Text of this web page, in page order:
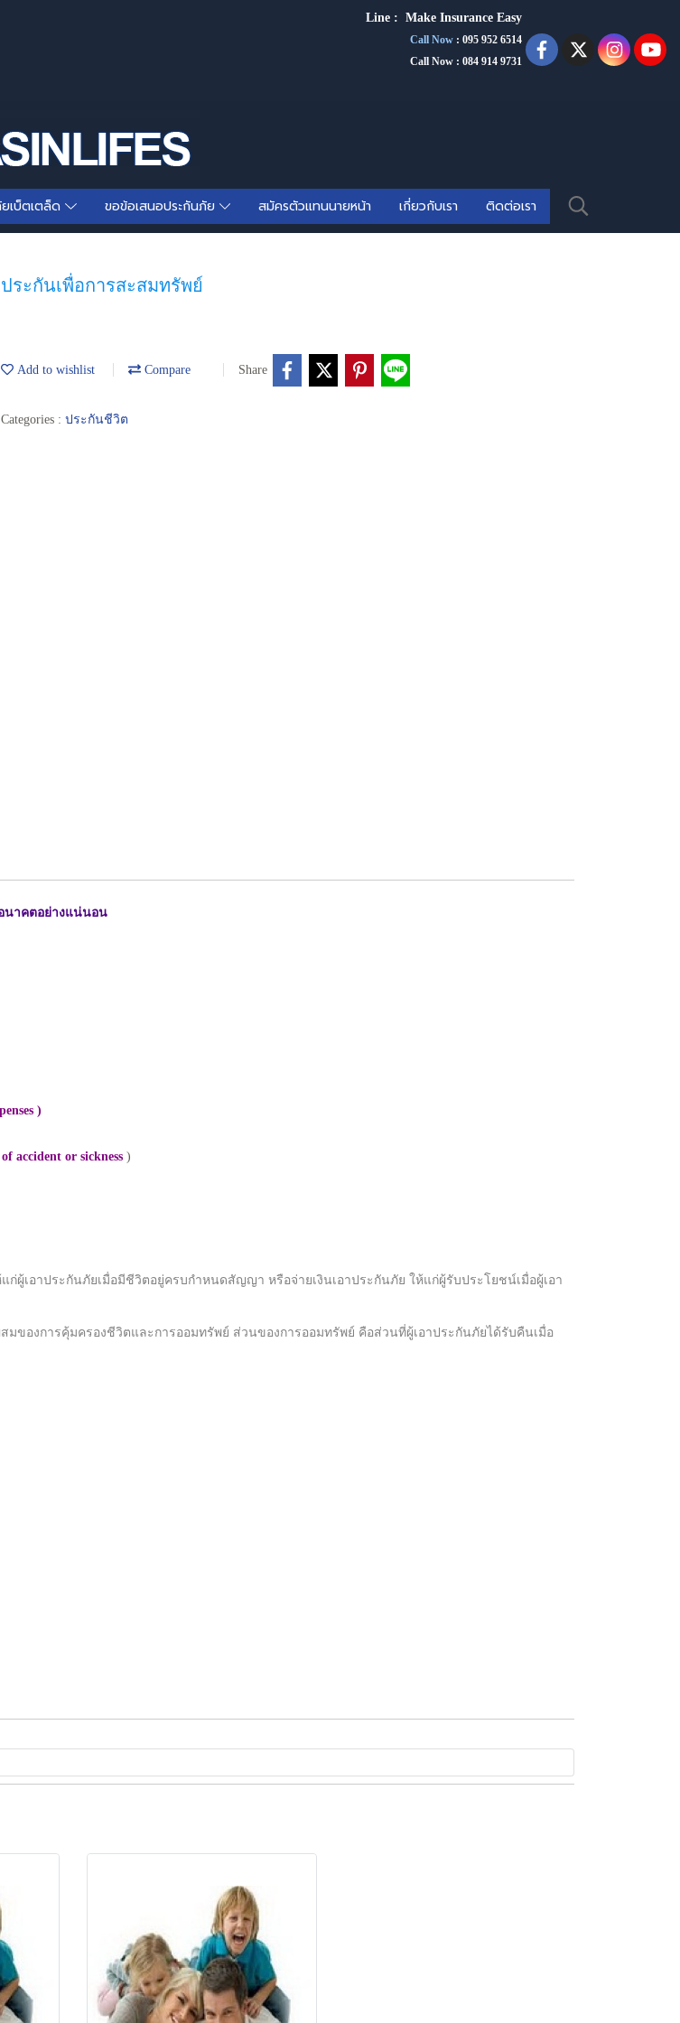
Line : Make Insurance Easy
Call Now : 095 952 6514
Call Now : 084 914 9731
ยเบ็ตเตล็ด ขอข้อเสนอประกันภัย สมัครตัวแทนนายหน้า เกี่ยวกับเรา ติดต่อเรา
ประกันเพื่อการสะสมทรัพย์
Add to wishlist Compare Share
Categories : ประกันชีวิต
นาคตอย่างแน่นอน
)
accident or sickness )
ผู้เอาประกันภัยเมื่อมีชีวิตอยู่ครบกำหนดสัญญา หรือจ่ายเงินเอาประกันภัย ให้แก่ผู้รับประโยชน์เมื่อผู้เอา
ของการคุ้มครองชีวิตและการออมทรัพย์ ส่วนของการออมทรัพย์ คือส่วนที่ผู้เอาประกันภัยได้รับคืนเมื่อ